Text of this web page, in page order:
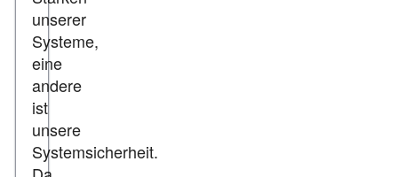
unserer
Systeme,
eine
andere
ist
unsere
Systemsicherheit.